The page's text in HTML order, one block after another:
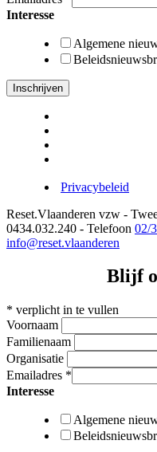
Interesse
Algemene
Privacybeleid
Reset.Vlaanderen vzw -
0434.032.240 - Telefoon 02/
info@reset.vlaanderen
Blijf
* verplicht in te vullen
Voornaam
Familienaam
Organisatie
Emailadres *
Interesse
Algemene